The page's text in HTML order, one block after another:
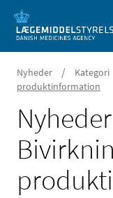
Nyheder / Kategori
produktinformation